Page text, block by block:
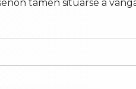
tamén situarse á